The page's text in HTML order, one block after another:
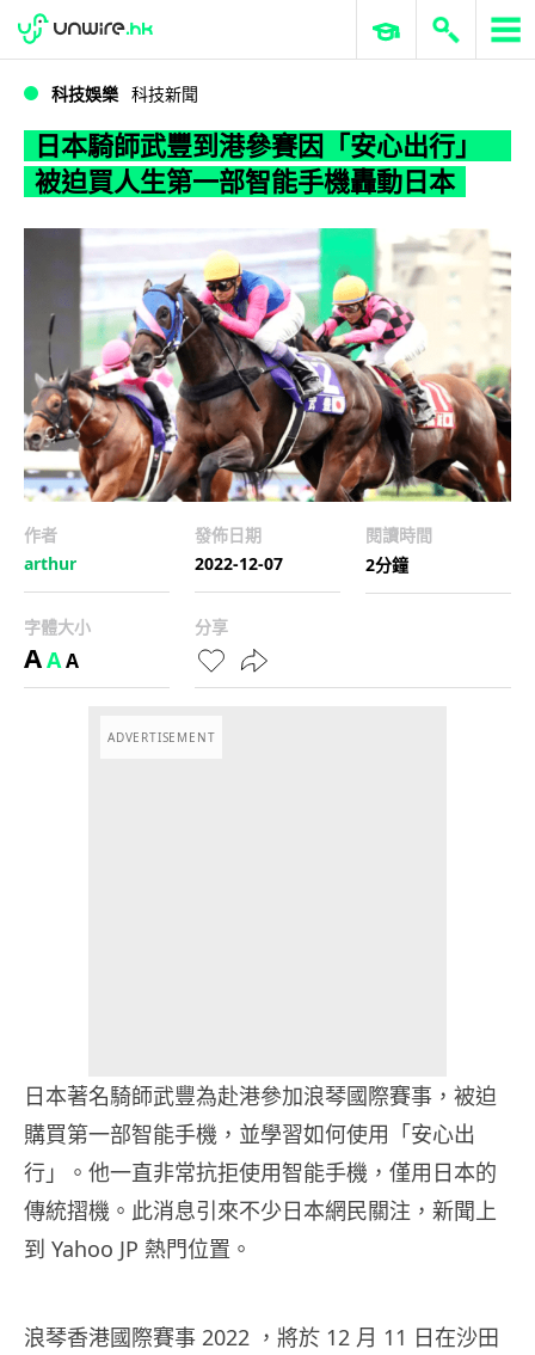
WWDC 2026 ERP 與商業 AI
科技娛樂 科技新聞
日本騎師武豐到港參賽因「安心出行」
被迫買人生第一部智能手機轟動日本
作者
arthur
發佈日期
2022-12-07
閱讀時間
2分鐘
字體大小
AAA
分享
ADVERTISEMENT
日本著名騎師武豐為赴港參加浪琴國際賽事，被迫
購買第一部智能手機，並學習如何使用「安心出
行」。他一直非常抗拒使用智能手機，僅用日本的
傳統摺機。此消息引來不少日本網民關注，新聞上
到 Yahoo JP 熱門位置。
浪琴香港國際賽事 2022 ，將於 12 月 11 日在沙田